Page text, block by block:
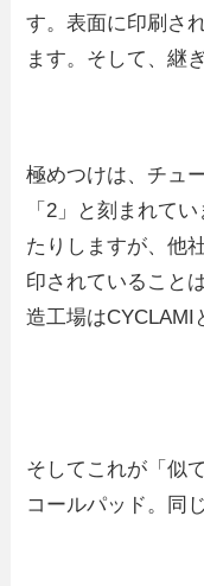
す。表面に印刷さ
ます。そして、継
極めつけは、チュ
「2」と刻まれて
たりしますが、他
印されていること
造工場はCYCLAMI
そしてこれが「似
コールパッド。同